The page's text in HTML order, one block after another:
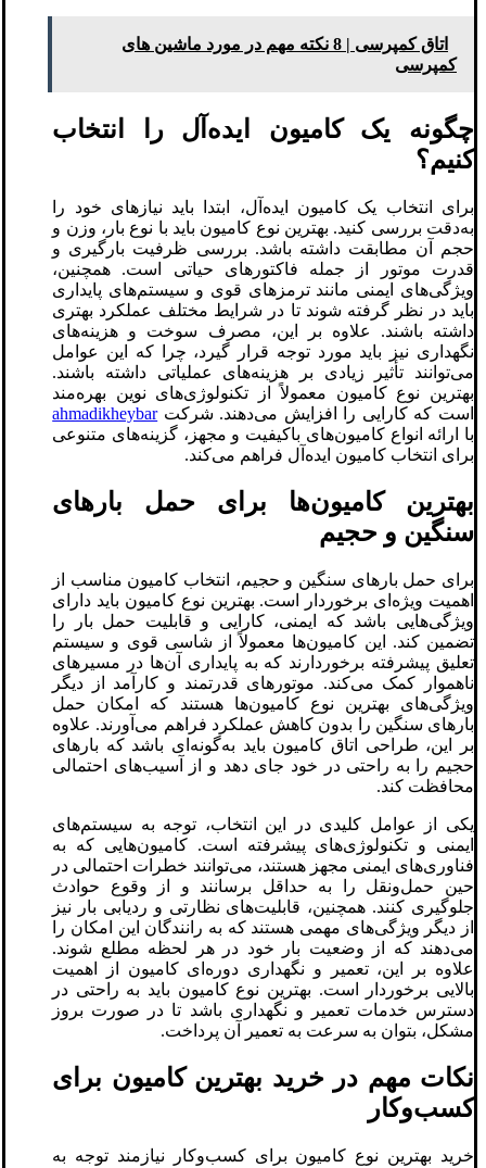
اتاق کمپرسی | 8 نکته مهم در مورد ماشین های
کمپرسی
چگونه یک کامیون ایده‌آل را انتخاب
کنیم؟
برای انتخاب یک کامیون ایده‌آل، ابتدا باید نیازهای خود را
به‌دقت بررسی کنید. بهترین نوع کامیون باید با نوع بار، وزن و
حجم آن مطابقت داشته باشد. بررسی ظرفیت بارگیری و
قدرت موتور از جمله فاکتورهای حیاتی است. همچنین،
ویژگی‌های ایمنی مانند ترمزهای قوی و سیستم‌های پایداری
باید در نظر گرفته شوند تا در شرایط مختلف عملکرد بهتری
داشته باشند. علاوه بر این، مصرف سوخت و هزینه‌های
نگهداری نیز باید مورد توجه قرار گیرد، چرا که این عوامل
می‌توانند تأثیر زیادی بر هزینه‌های عملیاتی داشته باشند.
بهترین نوع کامیون معمولاً از تکنولوژی‌های نوین بهره‌مند
است که کارایی را افزایش می‌دهند. شرکتahmadikheybar
با ارائه انواع کامیون‌های باکیفیت و مجهز، گزینه‌های متنوعی
برای انتخاب کامیون ایده‌آل فراهم می‌کند.
بهترین کامیون‌ها برای حمل بارهای
سنگین و حجیم
برای حمل بارهای سنگین و حجیم، انتخاب کامیون مناسب از
اهمیت ویژه‌ای برخوردار است. بهترین نوع کامیون باید دارای
ویژگی‌هایی باشد که ایمنی، کارایی و قابلیت حمل بار را
تضمین کند. این کامیون‌ها معمولاً از شاسی قوی و سیستم
تعلیق پیشرفته برخوردارند که به پایداری آن‌ها در مسیرهای
ناهموار کمک می‌کند. موتورهای قدرتمند و کارآمد از دیگر
ویژگی‌های بهترین نوع کامیون‌ها هستند که امکان حمل
بارهای سنگین را بدون کاهش عملکرد فراهم می‌آورند. علاوه
بر این، طراحی اتاق کامیون باید به‌گونه‌ای باشد که بارهای
حجیم را به راحتی در خود جای دهد و از آسیب‌های احتمالی
محافظت کند.
یکی از عوامل کلیدی در این انتخاب، توجه به سیستم‌های
ایمنی و تکنولوژی‌های پیشرفته است. کامیون‌هایی که به
فناوری‌های ایمنی مجهز هستند، می‌توانند خطرات احتمالی در
حین حمل‌ونقل را به حداقل برسانند و از وقوع حوادث
جلوگیری کنند. همچنین، قابلیت‌های نظارتی و ردیابی بار نیز
از دیگر ویژگی‌های مهمی هستند که به رانندگان این امکان را
می‌دهند که از وضعیت بار خود در هر لحظه مطلع شوند.
علاوه بر این، تعمیر و نگهداری دوره‌ای کامیون از اهمیت
بالایی برخوردار است. بهترین نوع کامیون باید به راحتی در
دسترس خدمات تعمیر و نگهداری باشد تا در صورت بروز
مشکل، بتوان به سرعت به تعمیر آن پرداخت.
نکات مهم در خرید بهترین کامیون برای
کسب‌وکار
خرید بهترین نوع کامیون برای کسب‌وکار نیازمند توجه به